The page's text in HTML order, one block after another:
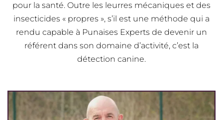
pour la santé. Outre les leurres mécaniques et des
insecticides « propres », s’il est une méthode qui a
rendu capable à Punaises Experts de devenir un
référent dans son domaine d’activité, c’est la
détection canine.